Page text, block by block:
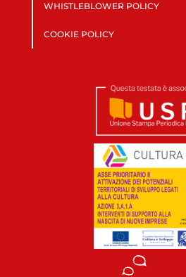
WHISTLEBLOWER POLICY
COOKIE POLICY